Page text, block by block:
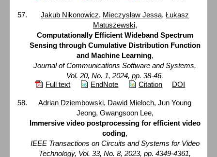
Jakub Nikonowicz, Mieczysław Jessa,Łukasz
Matuszewski,
Computationally Efficient Wideband Spectrum
Sensing through Cumulative Distribution Function
and Machine Learning,
Journal of Communications Software and Systems,
Vol. 20, No. 1, 2024, pp. 38-46,
Full text
EndNote Citation DOI
Adrian Dziembowski, Dawid Mieloch, Jun Young
Jeong, Gwangsoon Lee,
Immersive video postprocessing for efficient video
coding,
IEEE Transactions on Circuits and Systems for Video
Technology, Vol. 33, No. 8, 2023, pp. 4349-4361,